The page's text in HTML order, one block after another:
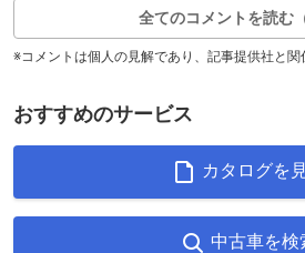
全てのコメントを読む
※コメントは個人の見解であり、記事提供社と関
おすすめのサービス
カタログを
中古車を検